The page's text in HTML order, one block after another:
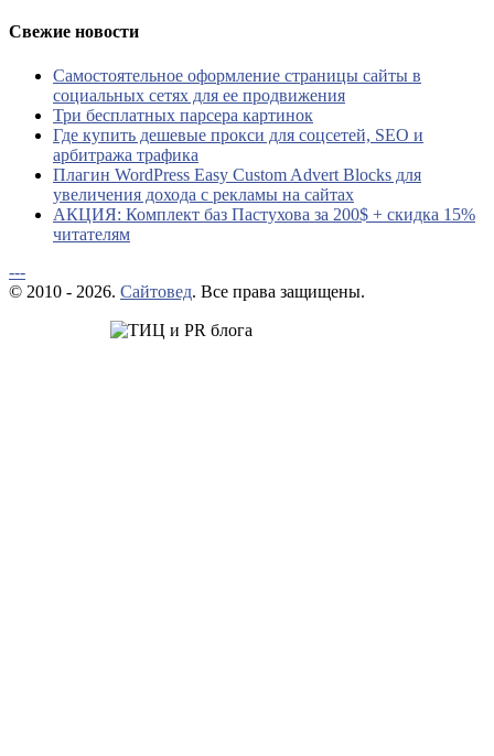
Свежие новости
Самостоятельное оформление страницы сайты в
социальных сетях для ее продвижения
Три бесплатных парсера картинок
Где купить дешевые прокси для соцсетей, SEO и
арбитража трафика
Плагин WordPress Easy Custom Advert Blocks для
увеличения дохода с рекламы на сайтах
АКЦИЯ: Комплект баз Пастухова за 200$ + скидка 15%
читателям
---
© 2010 - 2026. Сайтовед. Все права защищены.